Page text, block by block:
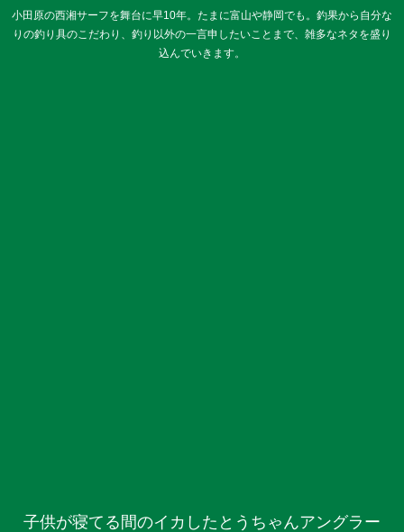
小田原の西湘サーフを舞台に早10年。たまに富山や静岡でも。釣果から自分な
りの釣り具のこだわり、釣り以外の一言申したいことまで、雑多なネタを盛り
込んでいきます。
子供が寝てる間のイカしたとうちゃんアングラー